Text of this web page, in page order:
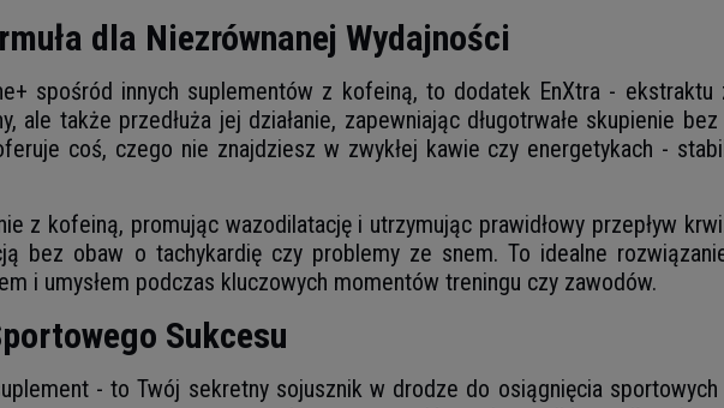
dla Niezrównanej Wydajności
spośród innych suplementów z kofeiną, to dodatek EnXtra - ekstraktu
ale także przedłuża jej działanie, zapewniając długotrwałe skupienie
coś, czego nie znajdziesz w zwykłej kawie czy energetykach -
z kofeiną, promując wazodilatację i utrzymując prawidłowy przepływ
bez obaw o tachykardię czy problemy ze snem. To idealne
i umysłem podczas kluczowych momentów treningu czy zawodów.
Sukcesu
- to Twój sekretny sojusznik w drodze do osiągnięcia